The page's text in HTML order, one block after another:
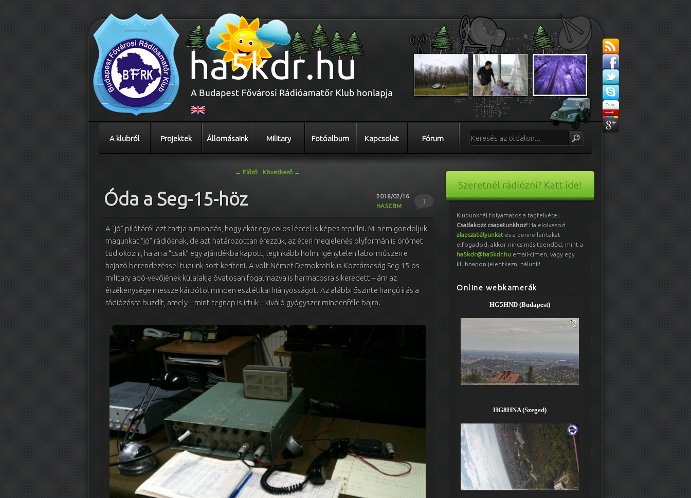
A klubról Projektek Állomásaink Military Fotóalbum Kapcsolat Fórum
← Előző Következő →
Óda a Seg-15-höz
2018/02/16
HA5CBM
1
A “jó” pilótáról azt tartja a mondás, hogy akár egy colos léccel is képes repülni. Mi nem gondoljuk
magunkat “jó” rádiósnak, de azt határozottan érezzük, az éteri megjelenés olyformán is örömet
tud okozni, ha arra “csak” egy ajándékba kapott, leginkább holmi igénytelen laborműszerre
hajazó berendezéssel tudunk sort keríteni. A volt Német Demokratikus Köztársaság Seg-15-ös
military adó-vevőjének külalakja óvatosan fogalmazva is harmatosra sikeredett – ám az
érzékenysége messze kárpótol minden esztétikai hiányosságot. Az alábbi őszinte hangú írás a
rádiózásra buzdít, amely – mint tegnap is írtuk – kiváló gyógyszer mindenféle bajra.
Klubunknál folyamatos a tagfelvétel.
Csatlakozz csapatunkhoz! Ha elolvasod
alapszabályunkat és a benne leírtakat
elfogadod, akkor nincs más teendőd, mint a
ha5kdr@ha5kdr.hu email-címen, vagy egy
klubnapon jelentkezni nálunk!
Online webkamerák